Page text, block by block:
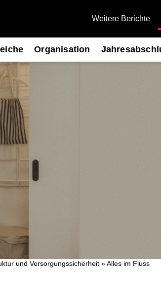
Weitere Berichte
Organisation
und Versorgungssicherheit » Alles im Fluss